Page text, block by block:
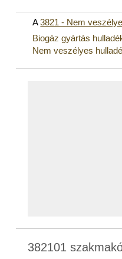
A3821 - Nem
Biogáz gyártás
Nem veszélyes
382101